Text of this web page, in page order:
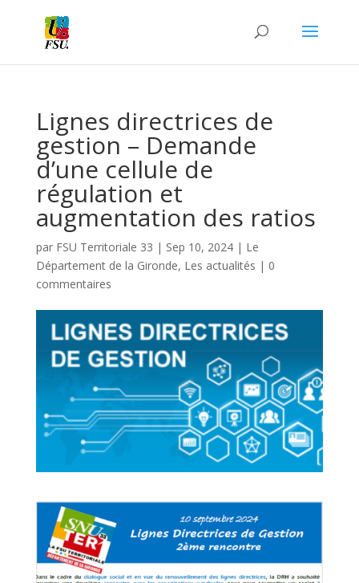
Lignes directrices de
gestion – Demande
d’une cellule de
régulation et
augmentation des ratios
par FSU Territoriale 33 | Sep 10, 2024| Le
Département de la Gironde, Les actualités | 0
commentaires